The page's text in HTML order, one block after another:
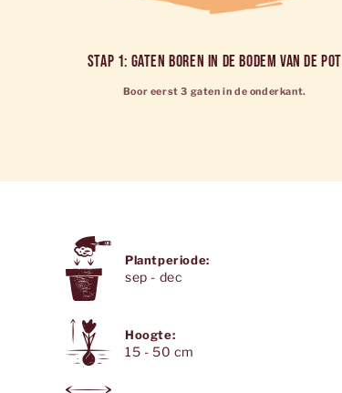
stap 1: Gaten boren in de bodem van de pot
Boor eerst 3 gaten in de onderkant.
Plantperiode:
sep - dec
Hoogte:
15 - 50 cm